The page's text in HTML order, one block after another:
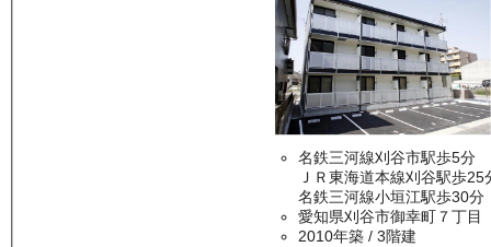
名鉄三河線刈谷市駅歩5分
ＪＲ東海道本線刈谷駅歩25
名鉄三河線小垣江駅歩30分
愛知県刈谷市御幸町７丁目
2010年築 / 3階建